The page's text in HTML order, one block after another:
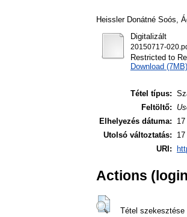
Heissler Donátné Soós,
Digitalizált
20150717-
Restricted to
Download (7MB)
Tétel típus:
Feltöltő:
Elhelyezés dátuma:
Utolsó változtatás:
URI:
Actions
Tétel szekesztése